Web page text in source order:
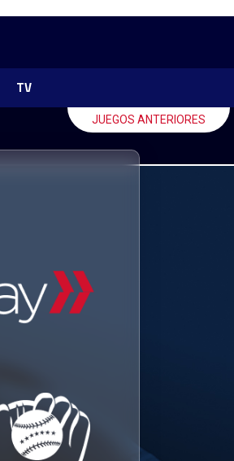
TV
JUEGOS ANTERIORES